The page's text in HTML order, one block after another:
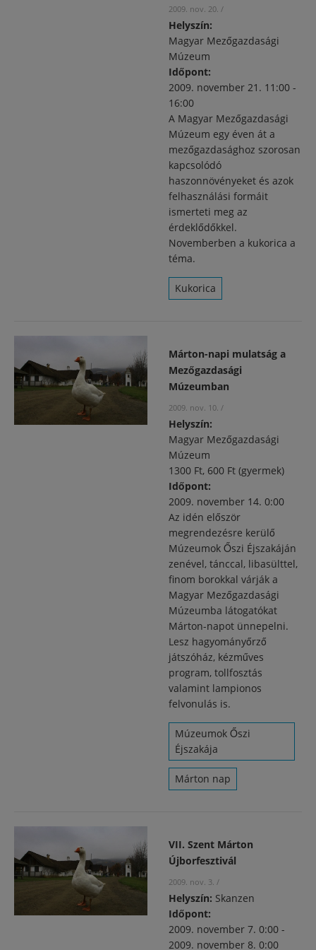
2009. nov. 20. /
Helyszín:
Magyar Mezőgazdasági
Múzeum
Időpont:
2009. november 21. 11:00 -
16:00
A Magyar Mezőgazdasági
Múzeum egy éven át a
mezőgazdasághoz szorosan
kapcsolódó
haszonnövényeket és azok
felhasználási formáit
ismerteti meg az
érdeklődőkkel.
Novemberben a kukorica a
téma.
Kukorica
Márton-napi mulatság a
Mezőgazdasági
Múzeumban
2009. nov. 10. /
Helyszín:
Magyar Mezőgazdasági
Múzeum
1300 Ft, 600 Ft (gyermek)
Időpont:
2009. november 14. 0:00
Az idén először
megrendezésre kerülő
Múzeumok Őszi Éjszakáján
zenével, tánccal, libasülttel,
finom borokkal várják a
Magyar Mezőgazdasági
Múzeumba látogatókat
Márton-napot ünnepelni.
Lesz hagyományőrző
játszóház, kézműves
program, tollfosztás
valamint lampionos
felvonulás is.
Múzeumok Őszi
Éjszakája
Márton nap
VII. Szent Márton
Újborfesztivál
2009. nov. 3. /
Helyszín: Skanzen
Időpont:
2009. november 7. 0:00 -
2009. november 8. 0:00